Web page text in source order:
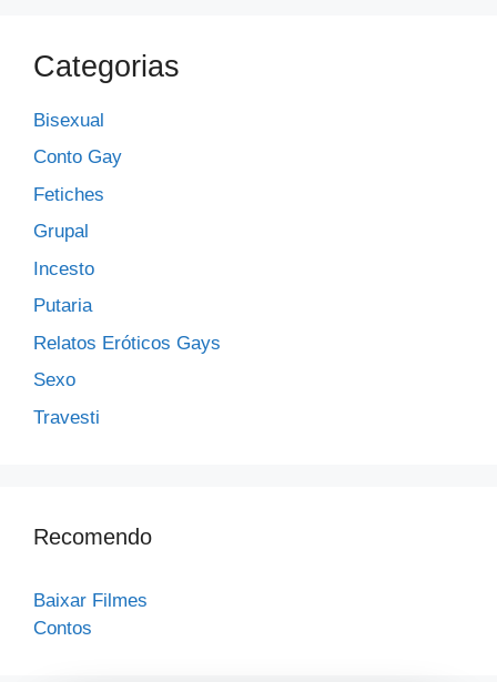
Categorias
Bisexual
Conto Gay
Fetiches
Grupal
Incesto
Putaria
Relatos Eróticos Gays
Sexo
Travesti
Recomendo
Baixar Filmes
Contos